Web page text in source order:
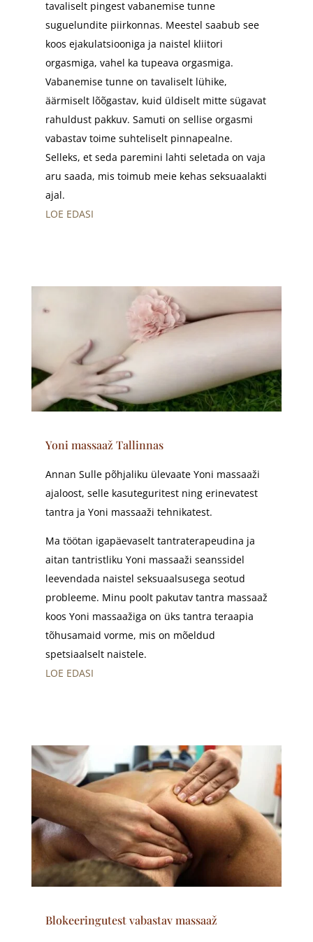
tavaliselt pingest vabanemise tunne
suguelundite piirkonnas. Meestel saabub see
koos ejakulatsiooniga ja naistel kliitori
orgasmiga, vahel ka tupeava orgasmiga.
Vabanemise tunne on tavaliselt lühike,
äärmiselt lõõgastav, kuid üldiselt mitte sügavat
rahuldust pakkuv. Samuti on sellise orgasmi
vabastav toime suhteliselt pinnapealne.
Selleks, et seda paremini lahti seletada on vaja
aru saada, mis toimub meie kehas seksuaalakti
ajal.
LOE EDASI
Yoni massaaž Tallinnas
Annan Sulle põhjaliku ülevaate Yoni massaaži
ajaloost, selle kasuteguritest ning erinevatest
tantra ja Yoni massaaži tehnikatest.
Ma töötan igapäevaselt tantraterapeudina ja
aitan tantristliku Yoni massaaži seanssidel
leevendada naistel seksuaalsusega seotud
probleeme. Minu poolt pakutav tantra massaaž
koos Yoni massaažiga on üks tantra teraapia
tõhusamaid vorme, mis on mõeldud
spetsiaalselt naistele.
LOE EDASI
Blokeeringutest vabastav massaaž